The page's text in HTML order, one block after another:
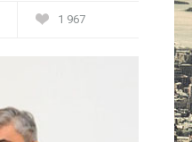
Güney Azərbaycan
1 967